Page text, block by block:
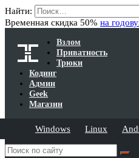
Найти:
Временная скидка 50% на
Взлом
Приватность
Трюки
Кодинг
Админ
Geek
Магазин
Windows Linux